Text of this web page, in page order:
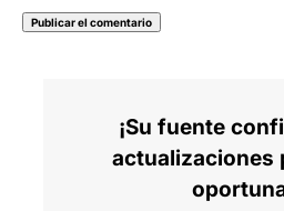
¡Su fuente
actualizaciones